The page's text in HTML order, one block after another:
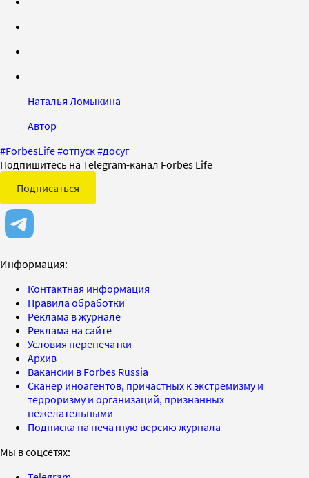
Наталья Ломыкина
Автор
#ForbesLife#отпуск#досуг
Подпишитесь на Telegram-канал Forbes Life
Подписаться
Информация:
Контактная информация
Правила обработки
Реклама в журнале
Реклама на сайте
Условия перепечатки
Архив
Вакансии в Forbes Russia
Сканер иноагентов, причастных к экстремизму и
терроризму и организаций, признанных
нежелательными
Подписка на печатную версию журнала
Мы в соцсетях: